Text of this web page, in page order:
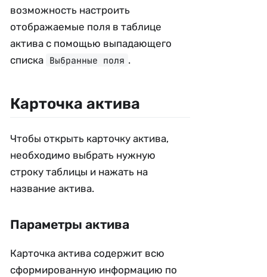
возможность настроить
отображаемые поля в таблице
актива с помощью выпадающего
списка Выбранные поля .
Карточка актива
Чтобы открыть карточку актива,
необходимо выбрать нужную
строку таблицы и нажать на
название актива.
Параметры актива
Карточка актива содержит всю
сформированную информацию по